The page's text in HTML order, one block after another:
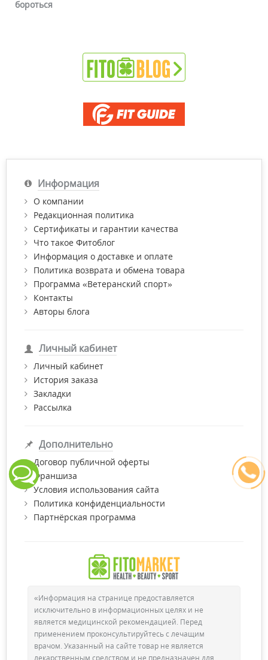
Информация
О компании
Редакционная политика
Сертификаты и гарантии качества
Что такое Фитоблог
Информация о доставке и оплате
Политика возврата и обмена товара
Программа «Ветеранский спорт»
Контакты
Авторы блога
Личный кабинет
Личный кабинет
История заказа
Закладки
Рассылка
Дополнительно
Договор публичной оферты
Франшиза
Условия использования сайта
Политика конфиденциальности
Партнёрская программа
«Информация на странице предоставляется
исключительно в информационных целях и не
является медицинской рекомендацией. Перед
применением проконсультируйтесь с лечащим
врачом. Указанный на сайте товар не является
лекарственным средством и не предназначен для